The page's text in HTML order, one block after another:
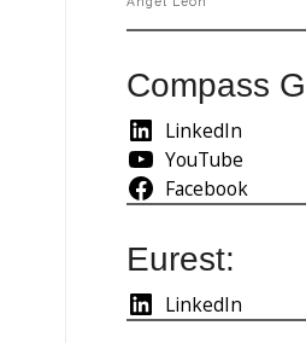
Compass
LinkedIn
YouTube
Facebook
Eurest:
LinkedIn